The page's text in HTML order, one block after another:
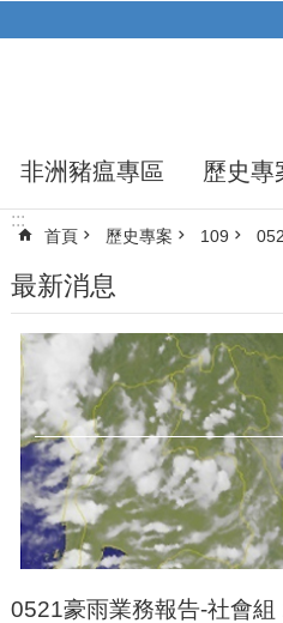
非洲豬瘟專區 歷史專
:::
首頁 歷史專案 109
最新消息
0521豪雨業務報告-社會